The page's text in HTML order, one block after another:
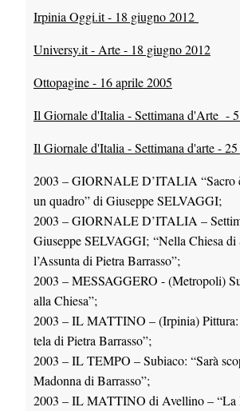
Irpinia Oggi.it - 18 giugno 2012
Universy.it - Arte - 18 giugno 2012
Ottopagine - 16 aprile 2005
Il Giornale d'Italia - Settimana d'Arte -
Il Giornale d'Italia - Settimana d'arte -
2003 – GIORNALE D’ITALIA “Sacro
un quadro” di Giuseppe SELVAGGI;
2003 – GIORNALE D’ITALIA –
Giuseppe SELVAGGI; “Nella Chiesa di
l’Assunta di Pietra Barrasso”;
2003 – MESSAGGERO - (Metropoli)
alla Chiesa”;
2003 – IL MATTINO – (Irpinia) Pittura:
tela di Pietra Barrasso”;
2003 – IL TEMPO – Subiaco: “Sarà
Madonna di Barrasso”;
2003 – IL MATTINO di Avellino – “La